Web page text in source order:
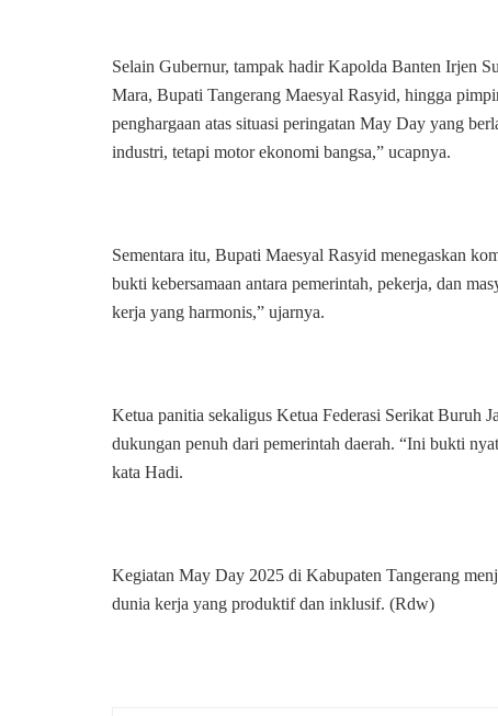
Selain Gubernur, tampak hadir Kapolda Banten Irjen
Mara, Bupati Tangerang Maesyal Rasyid, hingga
penghargaan atas situasi peringatan May Day yang
industri, tetapi motor ekonomi bangsa,” ucapnya.
Sementara itu, Bupati Maesyal Rasyid menegaskan
bukti kebersamaan antara pemerintah, pekerja, dan
kerja yang harmonis,” ujarnya.
Ketua panitia sekaligus Ketua Federasi Serikat Buruh
dukungan penuh dari pemerintah daerah. “Ini bukti
kata Hadi.
Kegiatan May Day 2025 di Kabupaten Tangerang
dunia kerja yang produktif dan inklusif. (Rdw)